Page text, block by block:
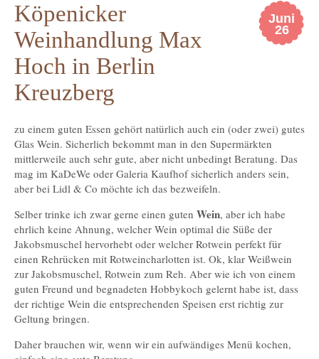
Juni
26
Köpenicker
Weinhandlung Max
Hoch in Berlin
Kreuzberg
zu einem guten Essen gehört natürlich auch ein (oder zwei) gutes
Glas Wein. Sicherlich bekommt man in den Supermärkten
mittlerweile auch sehr gute, aber nicht unbedingt Beratung. Das
mag im KaDeWe oder Galeria Kaufhof sicherlich anders sein,
aber bei Lidl & Co möchte ich das bezweifeln.
Selber trinke ich zwar gerne einen guten Wein, aber ich habe
ehrlich keine Ahnung, welcher Wein optimal die Süße der
Jakobsmuschel hervorhebt oder welcher Rotwein perfekt für
einen Rehrücken mit Rotweincharlotten ist. Ok, klar Weißwein
zur Jakobsmuschel, Rotwein zum Reh. Aber wie ich von einem
guten Freund und begnadeten Hobbykoch gelernt habe ist, dass
der richtige Wein die entsprechenden Speisen erst richtig zur
Geltung bringen.
Daher brauchen wir, wenn wir ein aufwändiges Menü kochen,